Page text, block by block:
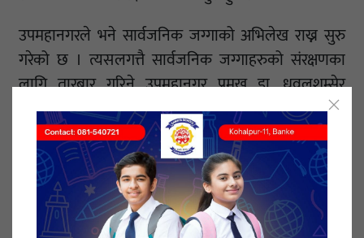
उपमहानगरले भने सार्वजनिक जग्गाको अभिलेख राख्न सुरु
गरेको छ । त्यसलगत्तै सार्वजनिक जग्गाहरुको संरक्षणका
लागि तारबार गरिने उपमहानगर प्रमुख डा. धवलशम्सेर
राणाको दाबी छ । उनका अनुसार भूमाफियाहरु सरकारी
जग्गा दर्ता गर्न प्रयासमा रहेको बताए । ‘त्यसैले कहा“ कति
जग्गा छ त्यो सार्वजनिक गर्न मिल्दैन,’ उनले कान्तिपुरसंग
भने,‘पहिले सरकारी जग्गाको पूर्ण अभिलेख लिन्छौ । त्यसपछि
तारबार गरी सरकारी जग्गाको अभिलेख सार्वजनिक गर्छौ ।’
उनका अनुसार मालपोत र नापी कार्यालयका कर्मचारीहरु पनि